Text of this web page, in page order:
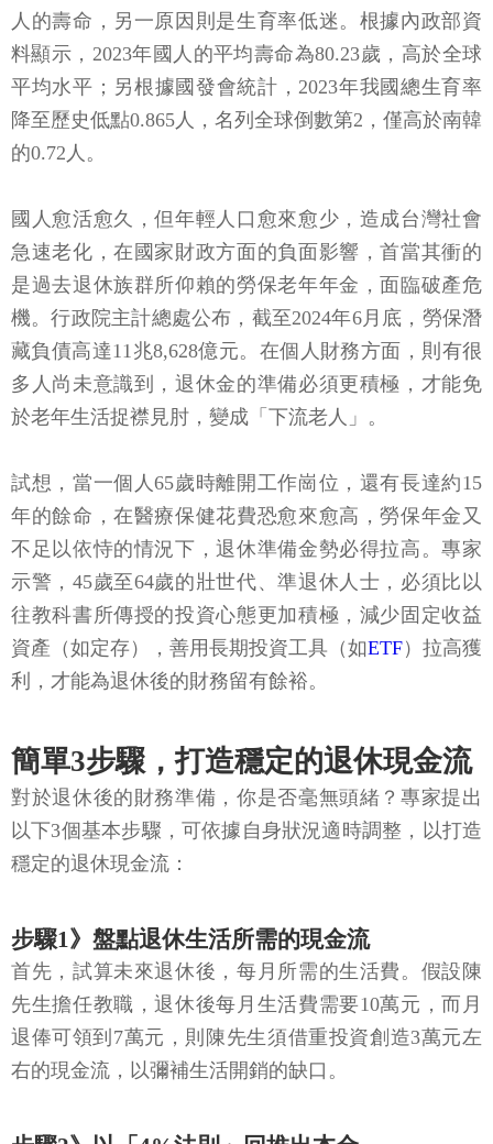
人的壽命，另一原因則是生育率低迷。根據內政部資
料顯示，2023年國人的平均壽命為80.23歲，高於全球
平均水平；另根據國發會統計，2023年我國總生育率
降至歷史低點0.865人，名列全球倒數第2，僅高於南韓
的0.72人。
國人愈活愈久，但年輕人口愈來愈少，造成台灣社會
急速老化，在國家財政方面的負面影響，首當其衝的
是過去退休族群所仰賴的勞保老年年金，面臨破產危
機。行政院主計總處公布，截至2024年6月底，勞保潛
藏負債高達11兆8,628億元。在個人財務方面，則有很
多人尚未意識到，退休金的準備必須更積極，才能免
於老年生活捉襟見肘，變成「下流老人」。
試想，當一個人65歲時離開工作崗位，還有長達約15
年的餘命，在醫療保健花費恐愈來愈高，勞保年金又
不足以依恃的情況下，退休準備金勢必得拉高。專家
示警，45歲至64歲的壯世代、準退休人士，必須比以
往教科書所傳授的投資心態更加積極，減少固定收益
資產（如定存），善用長期投資工具（如ETF）拉高獲
利，才能為退休後的財務留有餘裕。
簡單3步驟，打造穩定的退休現金流
對於退休後的財務準備，你是否毫無頭緒？專家提出
以下3個基本步驟，可依據自身狀況適時調整，以打造
穩定的退休現金流：
步驟1》盤點退休生活所需的現金流
首先，試算未來退休後，每月所需的生活費。假設陳
先生擔任教職，退休後每月生活費需要10萬元，而月
退俸可領到7萬元，則陳先生須借重投資創造3萬元左
右的現金流，以彌補生活開銷的缺口。